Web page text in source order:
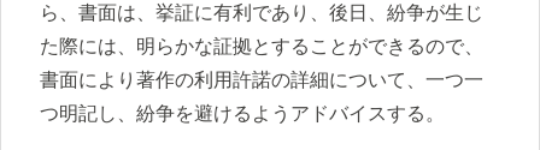
ら、書面は、挙証に有利であり、後日、紛争が生じ
た際には、明らかな証拠とすることができるので、
書面により著作の利用許諾の詳細について、一つ一
つ明記し、紛争を避けるようアドバイスする。